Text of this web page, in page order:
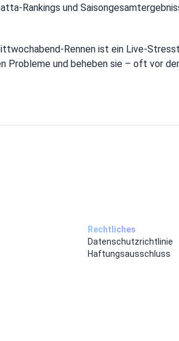
Rankings und
Rennen ist ein Live-
Probleme und beheben sie – oft vor
Rechtliches
Datenschutzrichtlinie
Haftungsausschluss